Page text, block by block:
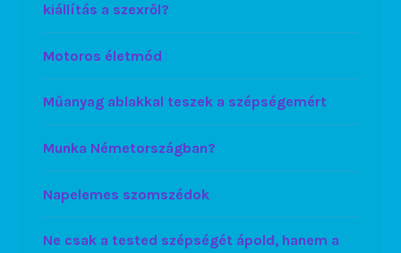
kiállítás a szexről?
Motoros életmód
Műanyag ablakkal teszek a szépségemért
Munka Németországban?
Napelemes szomszédok
Ne csak a tested szépségét ápold, hanem a